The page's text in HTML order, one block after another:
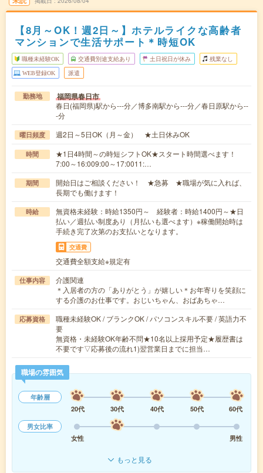
【8月～OK！週2日～】ホテルライクな高齢者
マンションで生活サポート＊時短OK
職種未経験OK 交通費別途支給あり 土日祝日が休み 残業なし
WEB登録OK 派遣
勤務地 福岡県春日市
春日(福岡県)駅から---分／博多南駅から---分／春日原駅から--
-分
曜日頻度 週2日～5日OK（月～金） ★土日休みOK
時間
★1日4時間～の時短シフトOK★スタート時間選べます！
7:00～16:009:00～17:0011:…
期間
開始日はご相談ください！ ★急募 ★職場が気に入れば、
長期でも働けます！
時給
無資格未経験：時給1350円～ 経験者：時給1400円～★日
払い／週払い制度あり（月払いも選べます）※稼働開始時は
手続き完了次第のお支払いとなります。
交通費
交通費全額支給※規定有
仕事内容
介護関連
＊入居者の方の「ありがとう」が嬉しい＊お年寄りを笑顔に
する介護のお仕事です。おじいちゃん、おばあちゃ…
応募資格
職種未経験OK / ブランクOK / パソコンスキル不要 / 英語力不
要
無資格・未経験OK年齢不問★10名以上採用予定★履歴書は
不要です▽応募後の流れ1)翌営業日までに担当…
職場の雰囲気
年齢層
20代
30代 40代 50代
60代
男女比率
女性
男性
もっと見る